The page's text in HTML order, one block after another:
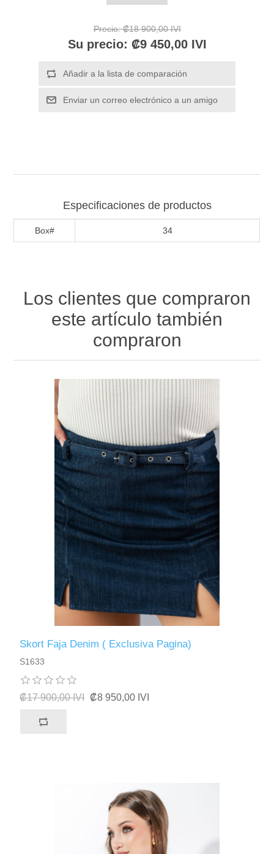
Precio: ₡18 900,00 IVI
Su precio: ₡9 450,00 IVI
Especificaciones de productos
Box# 34
Los clientes que compraron
este artículo también
compraron
Skort Faja Denim ( Exclusiva Pagina)
S1633
₡17 900,00 IVI ₡8 950,00 IVI